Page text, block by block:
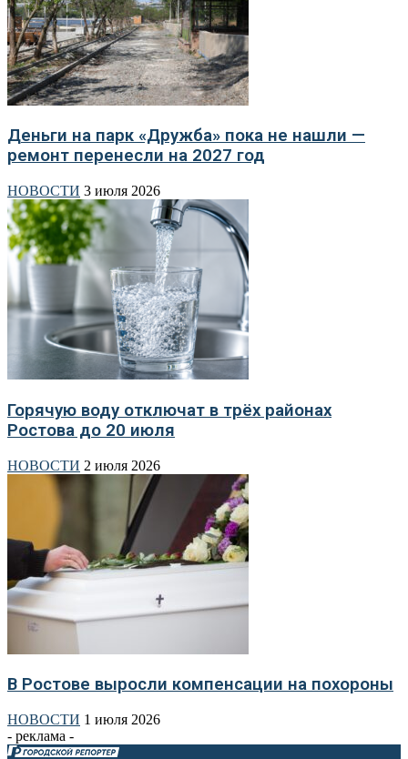
Деньги на парк «Дружба» пока не нашли —
ремонт перенесли на 2027 год
НОВОСТИ 3 июля 2026
Горячую воду отключат в трёх районах
Ростова до 20 июля
НОВОСТИ 2 июля 2026
В Ростове выросли компенсации на похороны
НОВОСТИ 1 июля 2026
- реклама -